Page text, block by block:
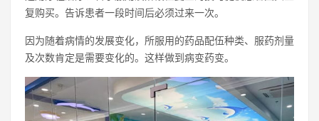
复购买。告诉患者一段时间后必须过来一次。
因为随着病情的发展变化，所服用的药品配伍种类、服药剂量
及次数肯定是需要变化的。这样做到病变药变。